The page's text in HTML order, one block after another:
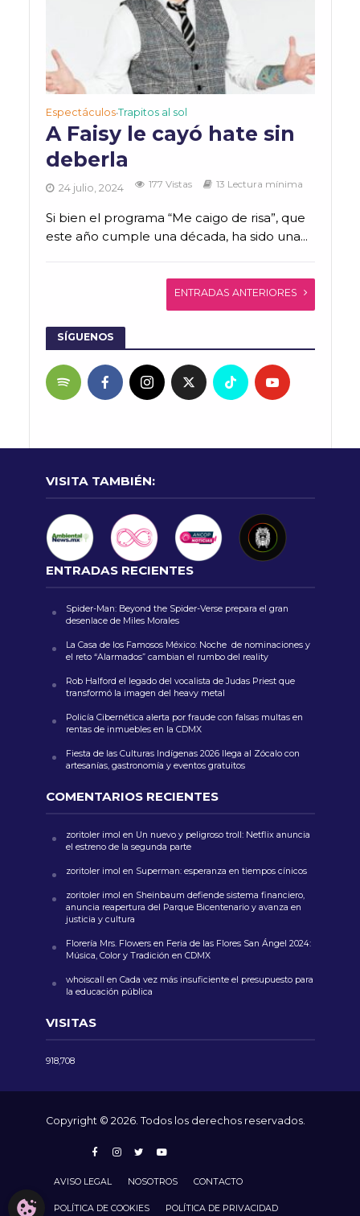
Espectáculos•Trapitos al sol
A Faisy le cayó hate sin
deberla
24 julio, 2024 177 Vistas 13 Lectura mínima
Si bien el programa “Me caigo de risa”, que
este año cumple una década, ha sido una...
ENTRADAS ANTERIORES
SÍGUENOS
VISITA TAMBIÉN:
ENTRADAS RECIENTES
Spider-Man: Beyond the Spider-Verse prepara el gran
desenlace de Miles Morales
La Casa de los Famosos México: Noche de nominaciones y
el reto “Alarmados” cambian el rumbo del reality
Rob Halford el legado del vocalista de Judas Priest que
transformó la imagen del heavy metal
Policía Cibernética alerta por fraude con falsas multas en
rentas de inmuebles en la CDMX
Fiesta de las Culturas Indígenas 2026 llega al Zócalo con
artesanías, gastronomía y eventos gratuitos
COMENTARIOS RECIENTES
zoritoler imol en Un nuevo y peligroso troll: Netflix anuncia
el estreno de la segunda parte
zoritoler imol en Superman: esperanza en tiempos cínicos
zoritoler imol en Sheinbaum defiende sistema financiero,
anuncia reapertura del Parque Bicentenario y avanza en
justicia y cultura
Florería Mrs. Flowersen Feria de las Flores San Ángel 2024:
Música, Color y Tradición en CDMX
whoiscall en Cada vez más insuficiente el presupuesto para
la educación pública
VISITAS
918,708
Copyright © 2026. Todos los derechos reservados.
AVISO LEGAL NOSOTROS CONTACTO
POLÍTICA DE COOKIES POLÍTICA DE PRIVACIDAD
CONFIGURACIÓN DE COOKIES